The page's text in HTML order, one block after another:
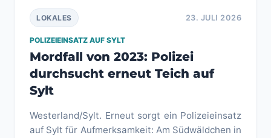
23. JULI 2026
LOKALES
POLIZEIEINSATZ AUF SYLT
Mordfall von 2023: Polizei
durchsucht erneut Teich auf
Sylt
Westerland/Sylt. Erneut sorgt ein Polizeieinsatz
auf Sylt für Aufmerksamkeit: Am Südwäldchen in